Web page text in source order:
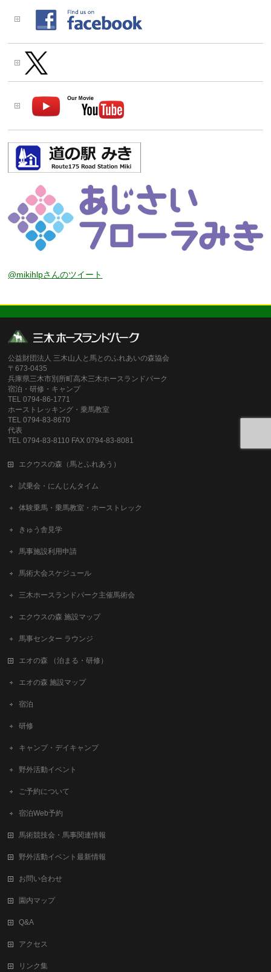
@mikihlpさんのツイート
公益財団法人 三木山人と馬とのふれあいの森協会
〒673-0435
兵庫県三木市別所町高木三木ホースランドパーク
宿泊・研修・キャンプ
TEL 0794-86-1771
ホーストレッキング・乗馬教室
TEL 0794-83-8670
代表
TEL 0794-83-8110 FAX 0794-83-8081
エクウスの森（馬とふれあう）
試乗会・にんじんタイム
体験乗馬・乗馬教室・ホーストレック
きゅう舎見学
馬事施設利用申請
馬術大会スケジュール
三木ホースランドパーク主催馬術会
エクウスの森 施設マップ
馬事センター ラウンジ
エオの森 （泊まる・研修）
エオの森 施設マップ
宿泊
研修
キャンプ・デイキャンプ
野外活動イベント
ご予約について
宿泊Web予約
馬術競技会・馬事関連情報
野外活動イベント最新情報
お問い合わせ
園内マップ
Q&A
アクセス
リンク集